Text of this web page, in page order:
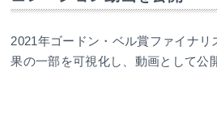
2021年ゴードン・ベル賞ファイナリ
果の一部を可視化し、動画として公